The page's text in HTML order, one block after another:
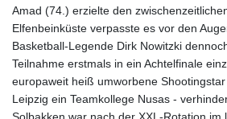
Amad (74.) erzielte den
Elfenbeinküste verpasste es vor den
Basketball-Legende Dirk Nowitzki
Teilnahme erstmals in ein Achtelfinale
europaweit heiß umworbene
Leipzig ein Teamkollege Nusas -
Solbakken war nach der XXL-Rotation im